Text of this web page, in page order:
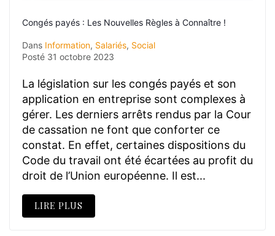
Congés payés : Les Nouvelles Règles à Connaître !
Dans Information, Salariés, Social
Posté 31 octobre 2023
La législation sur les congés payés et son
application en entreprise sont complexes à
gérer. Les derniers arrêts rendus par la Cour
de cassation ne font que conforter ce
constat. En effet, certaines dispositions du
Code du travail ont été écartées au profit du
droit de l’Union européenne. Il est...
LIRE PLUS